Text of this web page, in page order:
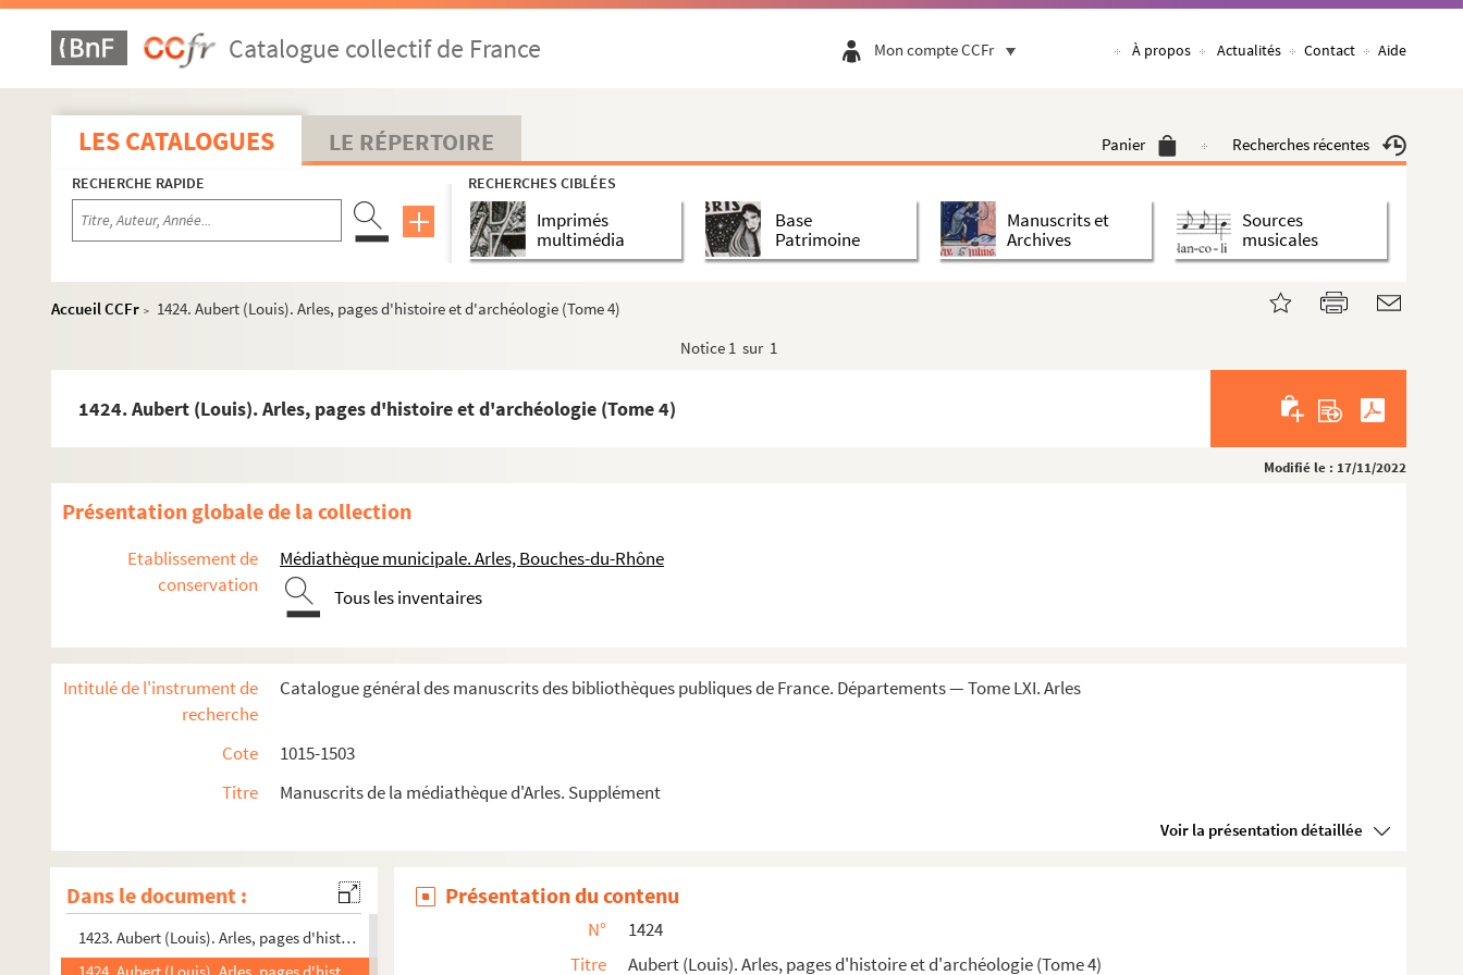
Catalogue collectif de France Mon compte CCFr À propos Actualités Contact Aide
LES CATALOGUES LE RÉPERTOIRE Panier Recherches récentes
RECHERCHE RAPIDE RECHERCHES CIBLÉES
Imprimés
multimédia
Base
Patrimoine
Manuscrits et
Archives
Sources
musicales
Accueil CCFr >
1424. Aubert (Louis). Arles, pages d'histoire et d'archéologie (Tome 4)
Notice 1 sur 1
1424. Aubert (Louis). Arles, pages d'histoire et d'archéologie (Tome 4)
Modifié le : 17/11/2022
Présentation globale de la collection
Etablissement de
conservation
Médiathèque municipale. Arles, Bouches-du-Rhône
Tous les inventaires
Intitulé de l'instrument de
recherche
Catalogue général des manuscrits des bibliothèques publiques de France. Départements — Tome LXI. Arles
Cote
1015-1503
Titre
Manuscrits de la médiathèque d'Arles. Supplément
Voir la présentation détaillée
Dans le document :
1396. Bouzanquet. Le Taureau Camargue. Texte d'une conférence faite à la 9
1397. Association de la roubine de Chapelette (Arles). Délibérations de 1819 à 1896. (Nota : La roubine de...
1398. Livre des conseils et assemblées du corps de la levaderie de la Corrège et Camargue major, terroir d...
1399. Aubert (Louis). Notes diverses sur Eygalières (B.d.R.)
1400. Aubert (Louis). Liste des rues d'Arles
1401. Aubert (Louis). Recueil de dictons et proverbes
1402. Aubert (Louis). Proverbes et vieux dictons sur les saisons
1403. Aubert (Louis). Fontvieille (B.d.R.). Notes historiques
1407. Aubert (Louis). Arles, vieux logis et maisons historiques. Tome 2
1410. Aubert (Louis). Notes sur les monuments d'Arles
1412. Aubert (Louis). Anciennes églises, chapelles et communautés religieuses de la ville d'Arles. Tome 2
1413. Recueil d'articles sur la chasse en général et spécialement la chasse au vol, composé par Pierre-Amé...
1415. Recueil d'articles sur la chasse au vol, composé Pierre-Amédée Pichot
1416. Pichot (Pierre-Amédée). Notes sur la fauconnerie
1419. Aubert (Louis). Société pour la protection des paysages de France ; correspondances et rapports
1421. Aubert (Louis). Arles, pages d'histoire et découvertes archéologiques (Tome 1)
1422. Aubert (Louis). Arles, pages d'histoire et d'archéologie (Tome 2)
1423. Aubert (Louis). Arles, pages d'histoire et d'archéologie (Tome 3)
Présentation du contenu
N°
1424
Titre
Aubert (Louis). Arles, pages d'histoire et d'archéologie (Tome 4)